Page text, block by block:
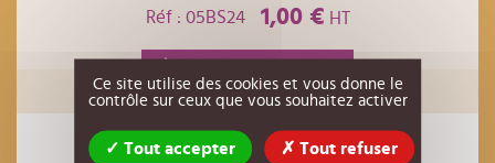
Réf : 05BS24 1,00 € HT
Ce site utilise des cookies et vous donne le
contrôle sur ceux que vous souhaitez activer
Tout accepter Tout refuser